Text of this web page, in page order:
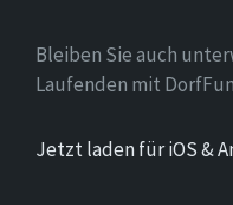
Bleiben Sie auch
Laufenden mit
Jetzt laden für iOS &